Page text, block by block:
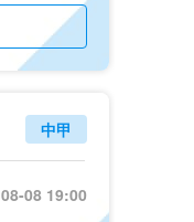
中甲
08-08 19:00